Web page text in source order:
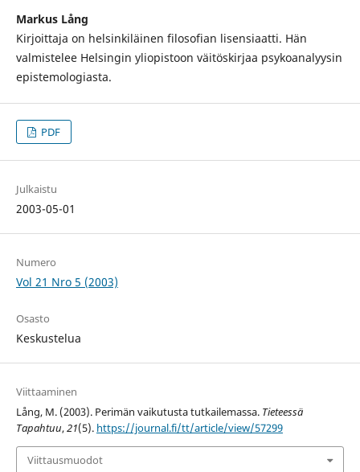
Markus Lång
Kirjoittaja on helsinkiläinen filosofian lisensiaatti. Hän
valmistelee Helsingin yliopistoon väitöskirjaa psykoanalyysin
epistemologiasta.
PDF
Julkaistu
2003-05-01
Numero
Vol 21 Nro 5 (2003)
Osasto
Keskustelua
Viittaaminen
Lång, M. (2003). Perimän vaikutusta tutkailemassa. Tieteessä
Tapahtuu,21(5). https://journal.fi/tt/article/view/57299
Viittausmuodot